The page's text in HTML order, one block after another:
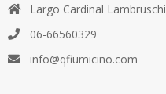
Largo Cardinal
06-66560329
info@qfiumicino.com